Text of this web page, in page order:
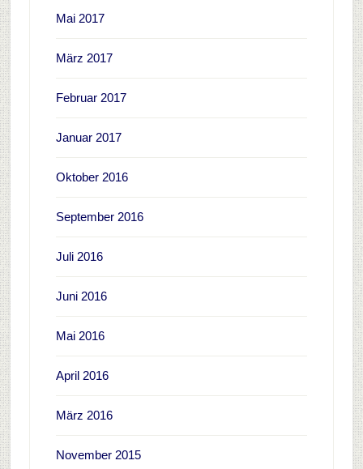
Mai 2017
März 2017
Februar 2017
Januar 2017
Oktober 2016
September 2016
Juli 2016
Juni 2016
Mai 2016
April 2016
März 2016
November 2015